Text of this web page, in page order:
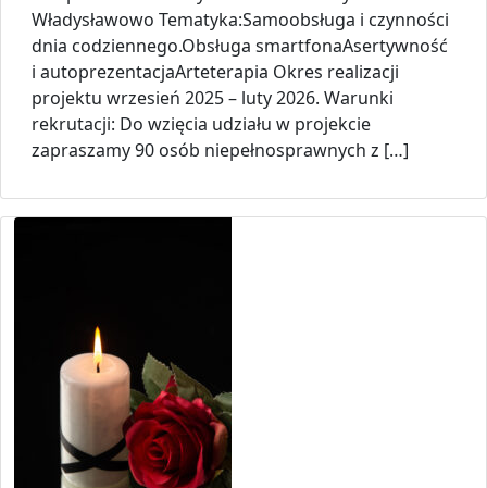
Władysławowo Tematyka:Samoobsługa i czynności
dnia codziennego.Obsługa smartfonaAsertywność
i autoprezentacjaArteterapia Okres realizacji
projektu wrzesień 2025 – luty 2026. Warunki
rekrutacji: Do wzięcia udziału w projekcie
zapraszamy 90 osób niepełnosprawnych z […]